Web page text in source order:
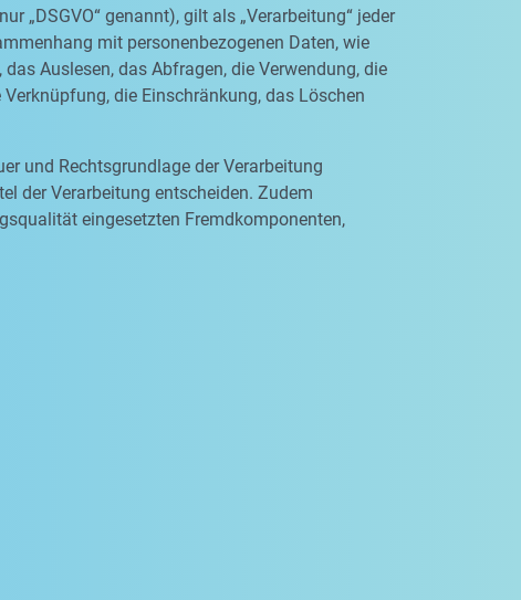
„DSGVO“ genannt), gilt als „Verarbeitung“ jeder
mit personenbezogenen Daten, wie
Auslesen, das Abfragen, die Verwendung, die
die Einschränkung, das Löschen
und Rechtsgrundlage der Verarbeitung
der Verarbeitung entscheiden. Zudem
eingesetzten Fremdkomponenten,